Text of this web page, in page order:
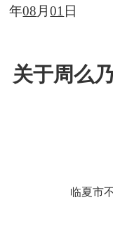
年08月01 日
关于周么乃
临夏市